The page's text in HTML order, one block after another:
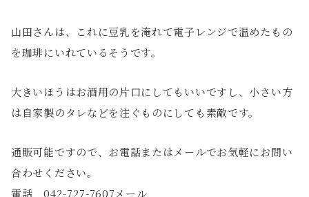
山田さんは、これに豆乳を淹れて電子レンジで温めたもの
を珈琲にいれているそうです。
大きいほうはお酒用の片口にしてもいいですし、小さい方
は自家製のタレなどを注ぐものにしても素敵です。
通販可能ですので、お電話またはメールでお気軽にお問い
合わせください。
電話 042-727-7607メール